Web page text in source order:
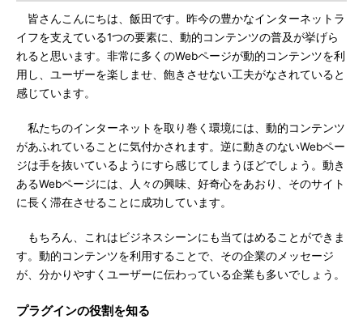
皆さんこんにちは、飯田です。昨今の豊かなインターネットラ
イフを支えている1つの要素に、動的コンテンツの普及が挙げら
れると思います。非常に多くのWebページが動的コンテンツを利
用し、ユーザーを楽しませ、飽きさせない工夫がなされていると
感じています。
私たちのインターネットを取り巻く環境には、動的コンテンツ
があふれていることに気付かされます。逆に動きのないWebペー
ジは手を抜いているようにすら感じてしまうほどでしょう。動き
あるWebページには、人々の興味、好奇心をあおり、そのサイト
に長く滞在させることに成功しています。
もちろん、これはビジネスシーンにも当てはめることができま
す。動的コンテンツを利用することで、その企業のメッセージ
が、分かりやすくユーザーに伝わっている企業も多いでしょう。
プラグインの役割を知る